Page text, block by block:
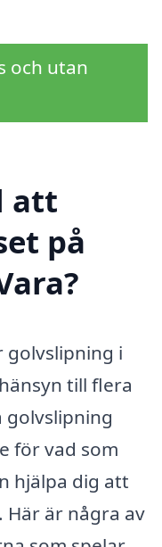
och utan
att
på
i
till flera
golvslipning
för vad som
hjälpa dig att
är några av